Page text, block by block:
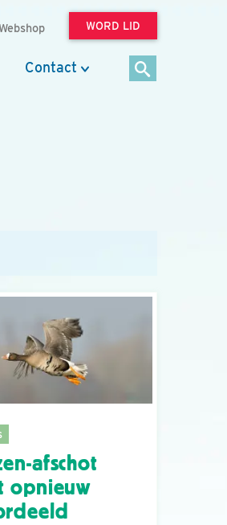
Webshop WORD LID
Contact
afschot
opnieuw